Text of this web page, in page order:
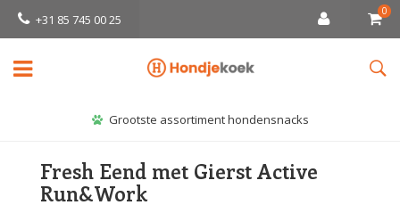
+31 85 745 00 25
0
Grootste assortiment hondensnacks
Fresh Eend met Gierst Active
Run&Work